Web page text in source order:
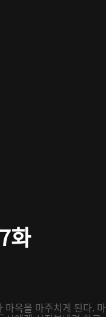
화
마옥을 마주치게 된다. 마